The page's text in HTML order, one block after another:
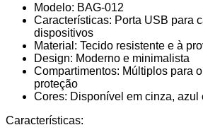
Modelo: BAG-012
Características: Porta USB para
dispositivos
Material: Tecido resistente e à
Design: Moderno e minimalista
Compartimentos: Múltiplos para
proteção
Cores: Disponível em cinza, azul
Características: